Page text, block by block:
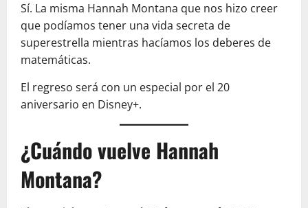
Sí. La misma Hannah Montana que nos hizo creer
que podíamos tener una vida secreta de
superestrella mientras hacíamos los deberes de
matemáticas.
El regreso será con un especial por el 20
aniversario en Disney+.
¿Cuándo vuelve Hannah
Montana?